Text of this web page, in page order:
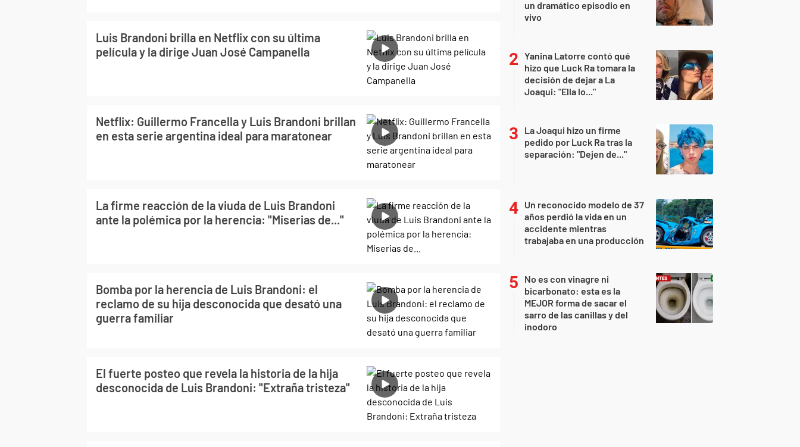
Luis Brandoni brilla en Netflix con su última
película y la dirige Juan José Campanella
Netflix: Guillermo Francella y Luis Brandoni brillan
en esta serie argentina ideal para maratonear
La firme reacción de la viuda de Luis Brandoni
ante la polémica por la herencia: "Miserias de..."
Bomba por la herencia de Luis Brandoni: el
reclamo de su hija desconocida que desató una
guerra familiar
El fuerte posteo que revela la historia de la hija
desconocida de Luis Brandoni: "Extraña tristeza"
un dramático episodio en
vivo
Yanina Latorre contó qué
hizo que Luck Ra tomara la
decisión de dejar a La
Joaqui: "Ella lo..."
La Joaqui hizo un firme
pedido por Luck Ra tras la
separación: "Dejen de..."
Un reconocido modelo de 37
años perdió la vida en un
accidente mientras
trabajaba en una producción
No es con vinagre ni
bicarbonato: esta es la
MEJOR forma de sacar el
sarro de las canillas y del
inodoro